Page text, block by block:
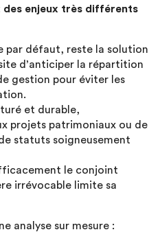
des enjeux très différents
par défaut, reste la solution
d’anticiper la répartition
gestion pour éviter les
et durable,
projets patrimoniaux ou de
statuts soigneusement
le conjoint
irrévocable limite sa
analyse sur mesure :